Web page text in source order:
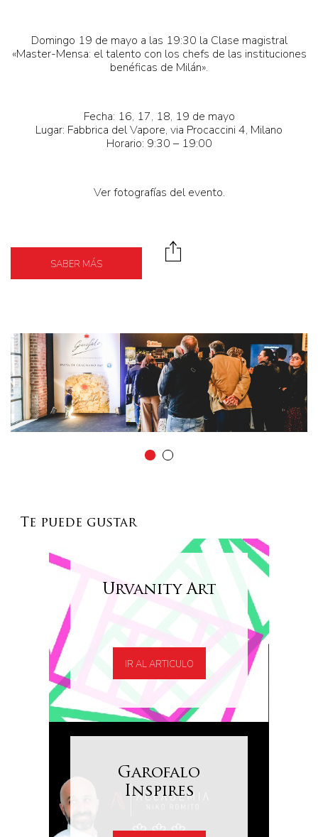
Domingo 19 de mayo a las 19:30 la Clase magistral
«Master-Mensa: el talento con los chefs de las instituciones
benéficas de Milán».
Fecha: 16, 17, 18, 19 de mayo
Lugar: Fabbrica del Vapore, via Procaccini 4, Milano
Horario: 9:30 – 19:00
Ver fotografías del evento.
SABER MÁS
Te puede gustar
Urvanity Art
IR AL ARTICULO
Garofalo
Inspires